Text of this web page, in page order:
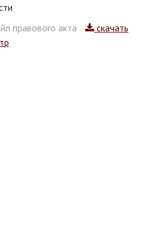
правового акта
скачать